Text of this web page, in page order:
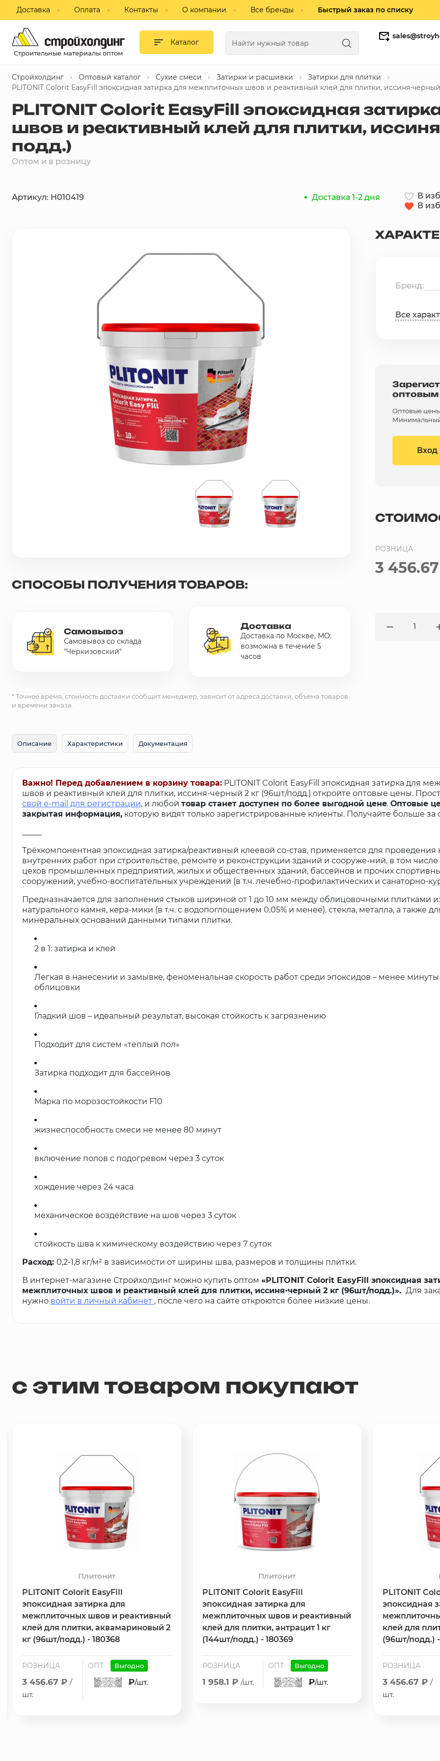
Доставка Оплата Контакты О компании Все бренды Быстрый заказ по списку
Строительные материалы оптом
Каталог
Гипсокартон и листовые
материалы
Сухие смеси
Изоляция
Профиль, комплектующие для
Блоки строительные,
пазогребневые, кирпич
Герметики, жидкие гвозди, пена
Саморезы, дюбеля, шурупы
строительные, серпянки
Лакокрасочные материалы
Удалено из прайс-листа
Газобетонные блоки Кирпич
Стройхолдинг Оптовый каталог Сухие смеси Затирки и расшивки
Затирки для плитки
PLITONIT Colorit EasyFill эпоксидная затирка для межплиточных швов и реактивный клей для плитки, иссиня-
PLITONIT Colorit EasyFill эпоксидная
швов и реактивный клей для плитки,
подд.)
Оптом и в розницу
Артикул: Н010419 Доставка 1-2 дня
В
В
СПОСОБЫ ПОЛУЧЕНИЯ ТОВАРОВ:
Самовывоз
Самовывоз со склада
"Черкизовский"
Доставка
Доставка по Москве, МО:
возможна в течение 5
часов
* Точное время, стоимость доставки сообщит менеджер, зависит от адреса доставки, объема товаров
и времени заказа.
Бренд
Все
Оптовые цены
Минимальный
Вход
РОЗНИЦА
3
Описание Характеристики Документация
Важно! Перед добавлением в корзину товара: PLITONIT Colorit EasyFill эпоксидная затирка для
швов и реактивный клей для плитки, иссиня-черный 2 кг (96шт/подд.) откройте оптовые цены.
свой e-mail для регистрации, и любой товар станет доступен по более выгодной цене. Оптовые
закрытая информация,которую видят только зарегистрированные клиенты. Получайте больше за
Трёхкомпонентная эпоксидная затирка/реактивный клеевой со-став, применяется для
внутренних работ при строительстве, ремонте и реконструкции зданий и сооруже-ний, в том числе
цехов промышленных предприятий, жилых и общественных зданий, бассейнов и прочих
сооружений, учебно-воспитательных учреждений (в т.ч. лечебно-профилактических и санаторно-
Предназначается для заполнения стыков шириной от 1 до 10 мм между облицовочными плитками
натурального камня, кера-мики (в т.ч. с водопоглощением 0,05% и менее), стекла, металла, а также
минеральных оснований данными типами плитки.
2 в 1: затирка и клей
Легкая в нанесении и замывке, феноменальная скорость работ среди эпоксидов – менее минуты
облицовки
Гладкий шов – идеальный результат, высокая стойкость к загрязнению
Подходит для систем «теплый пол»
Затирка подходит для бассейнов
Марка по морозостойкости F10
жизнеспособность смеси не менее 80 минут
включение полов с подогревом через 3 суток
хождение через 24 часа
механическое воздействие на шов через 3 суток
стойкость шва к химическому воздействию через 7 суток
Расход: 0,2-1,8 кг/м² в зависимости от ширины шва, размеров и толщины плитки.
В интернет-магазине Стройхолдинг можно купить оптом «PLITONIT Colorit EasyFill эпоксидная
межплиточных швов и реактивный клей для плитки, иссиня-черный 2 кг (96шт/подд.)». Для
нужно войти в личный кабинет , после чего на сайте откроются более низкие цены.
с этим товаром покупают
Плитонит
PLITONIT Colorit EasyFill
эпоксидная затирка для
межплиточных швов и реактивный
клей для плитки, аквамариновый 2
кг (96шт/подд.) - 180368
РОЗНИЦА
3 456.67 ₽ /
шт.
ОПТ Выгодно
₽/шт.
Плитонит
PLITONIT Colorit EasyFill
эпоксидная затирка для
межплиточных швов и реактивный
клей для плитки, антрацит 1 кг
(144шт/подд.) - 180369
РОЗНИЦА
1 958.1 ₽ /шт.
ОПТ Выгодно
₽/шт.
PLITONIT
эпоксидная
клей для
(96шт/подд.)
РОЗНИЦА
3 456.67 ₽ /
шт.